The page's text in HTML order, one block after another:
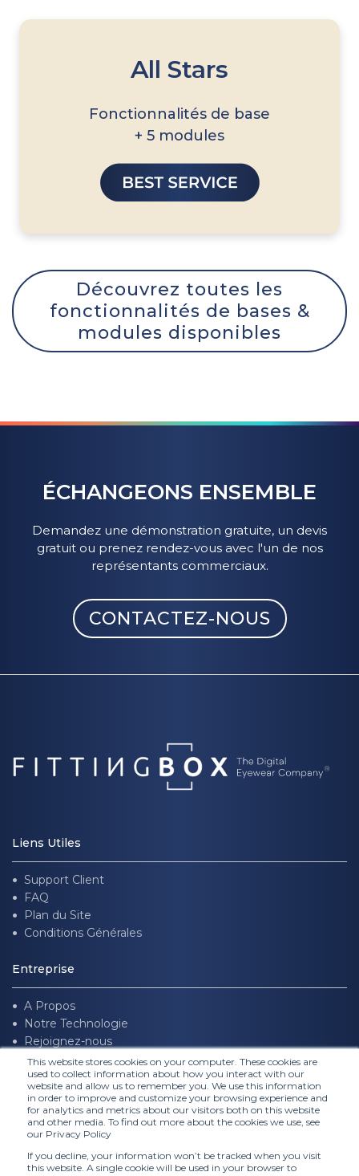
This website stores cookies on your computer. These cookies are
used to collect information about how you interact with our
website and allow us to remember you. We use this information
in order to improve and customize your browsing experience and
for analytics and metrics about our visitors both on this website
and other media. To find out more about the cookies we use, see
our Privacy Policy
If you decline, your information won’t be tracked when you visit
this website. A single cookie will be used in your browser to
All Stars
Fonctionnalités de base
+ 5 modules
Découvrez toutes les
fonctionnalités de bases &
modules disponibles
ÉCHANGEONS ENSEMBLE
Demandez une démonstration gratuite, un devis
gratuit ou prenez rendez-vous avec l'un de nos
représentants commerciaux.
CONTACTEZ-NOUS
Liens Utiles
Support Client
FAQ
Plan du Site
Conditions Générales
Entreprise
A Propos
Notre Technologie
Rejoignez-nous
Suivez nous